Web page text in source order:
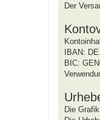
Der
IBAN:
BIC:
Die